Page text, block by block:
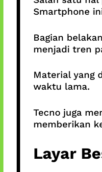
Smartphone
Bagian
menjadi tren
Material yang
waktu lama.
Tecno juga
memberikan
Layar